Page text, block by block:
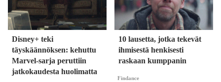
Disney+ teki
täyskäännöksen: kehuttu
Marvel-sarja peruttiin
jatkokaudesta huolimatta
10 lausetta, jotka tekevät
ihmisestä henkisesti
raskaan kumppanin
Findance